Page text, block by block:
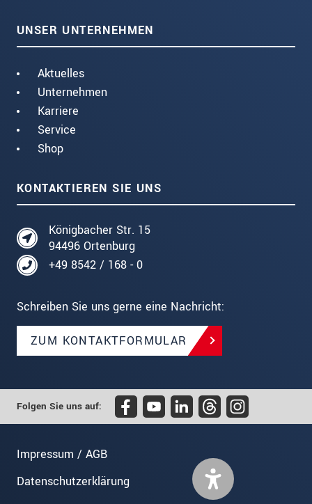
UNSER UNTERNEHMEN
Aktuelles
Unternehmen
Karriere
Service
Shop
KONTAKTIEREN SIE UNS
Königbacher Str. 15
94496 Ortenburg
+49 8542 / 168 - 0
Schreiben Sie uns gerne eine Nachricht:
ZUM KONTAKTFORMULAR
Folgen Sie uns auf:
Impressum / AGB
Datenschutzerklärung